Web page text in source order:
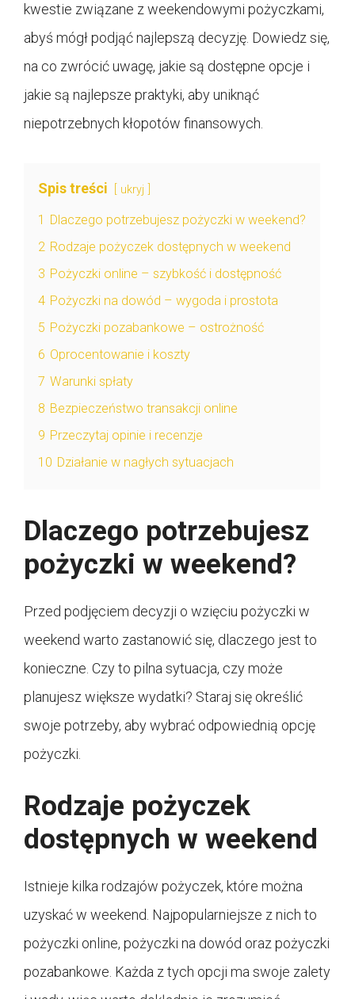
kwestie związane z weekendowymi pożyczkami,
abyś mógł podjąć najlepszą decyzję. Dowiedz się,
na co zwrócić uwagę, jakie są dostępne opcje i
jakie są najlepsze praktyki, aby uniknąć
niepotrzebnych kłopotów finansowych.
Spis treści ukryj
1
Dlaczego potrzebujesz pożyczki w weekend?
2 Rodzaje pożyczek dostępnych w weekend
3 Pożyczki online – szybkość i dostępność
4 Pożyczki na dowód – wygoda i prostota
5 Pożyczki pozabankowe – ostrożność
6 Oprocentowanie i koszty
7 Warunki spłaty
8 Bezpieczeństwo transakcji online
9 Przeczytaj opinie i recenzje
10 Działanie w nagłych sytuacjach
Dlaczego potrzebujesz
pożyczki w weekend?
Przed podjęciem decyzji o wzięciu pożyczki w
weekend warto zastanowić się, dlaczego jest to
konieczne. Czy to pilna sytuacja, czy może
planujesz większe wydatki? Staraj się określić
swoje potrzeby, aby wybrać odpowiednią opcję
pożyczki.
Rodzaje pożyczek
dostępnych w weekend
Istnieje kilka rodzajów pożyczek, które można
uzyskać w weekend. Najpopularniejsze z nich to
pożyczki online, pożyczki na dowód oraz pożyczki
pozabankowe. Każda z tych opcji ma swoje zalety